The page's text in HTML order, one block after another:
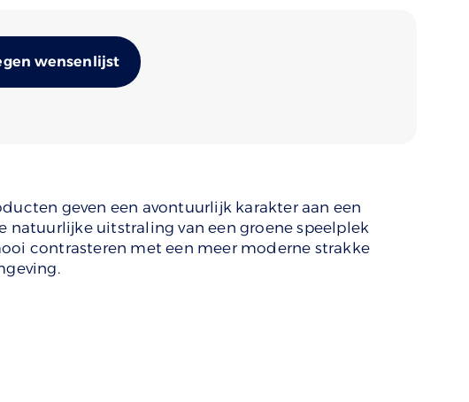
wensenlijst
geven een avontuurlijk karakter aan een
natuurlijke uitstraling van een groene speelplek
contrasteren met een meer moderne strakke